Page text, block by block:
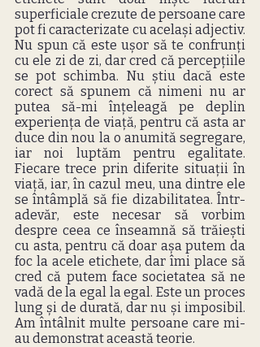
superficiale crezute de persoane care
pot fi caracterizate cu același adjectiv.
Nu spun că este ușor să te confrunți
cu ele zi de zi, dar cred că percepțiile
se pot schimba. Nu știu dacă este
corect să spunem că nimeni nu ar
putea să-mi înțeleagă pe deplin
experiența de viață, pentru că asta ar
duce din nou la o anumită segregare,
iar noi luptăm pentru egalitate.
Fiecare trece prin diferite situații în
viață, iar, în cazul meu, una dintre ele
se întâmplă să fie dizabilitatea. Într-
adevăr, este necesar să vorbim
despre ceea ce înseamnă să trăiești
cu asta, pentru că doar așa putem da
foc la acele etichete, dar îmi place să
cred că putem face societatea să ne
vadă de la egal la egal. Este un proces
lung și de durată, dar nu și imposibil.
Am întâlnit multe persoane care mi-
au demonstrat această teorie.